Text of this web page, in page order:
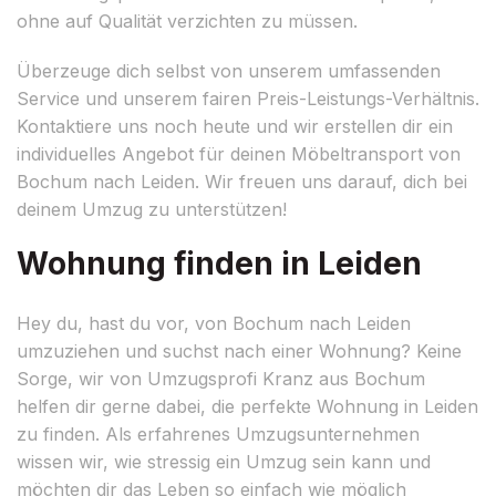
ohne auf Qualität verzichten zu müssen.
Überzeuge dich selbst von unserem umfassenden
Service und unserem fairen Preis-Leistungs-Verhältnis.
Kontaktiere uns noch heute und wir erstellen dir ein
individuelles Angebot für deinen Möbeltransport von
Bochum nach Leiden. Wir freuen uns darauf, dich bei
deinem Umzug zu unterstützen!
Wohnung finden in Leiden
Hey du, hast du vor, von Bochum nach Leiden
umzuziehen und suchst nach einer Wohnung? Keine
Sorge, wir von Umzugsprofi Kranz aus Bochum
helfen dir gerne dabei, die perfekte Wohnung in Leiden
zu finden. Als erfahrenes Umzugsunternehmen
wissen wir, wie stressig ein Umzug sein kann und
möchten dir das Leben so einfach wie möglich